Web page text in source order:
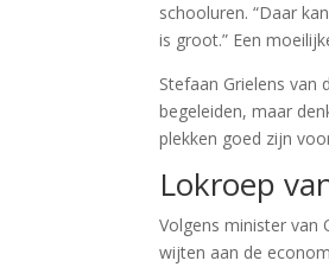
schooluren. “Daar
is groot.” Een
Stefaan Grielens van
begeleiden, maar
plekken goed zijn
Lokroep
Volgens minister van
wijten aan de